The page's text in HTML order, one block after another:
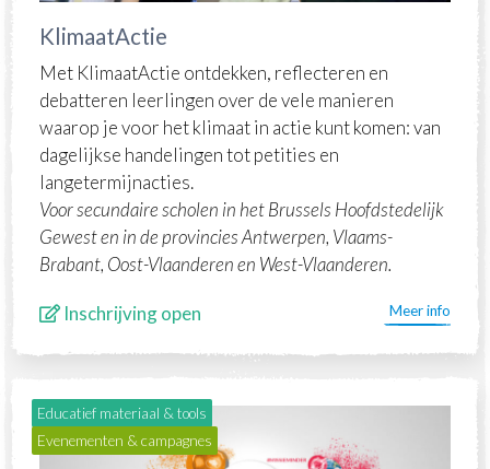
KlimaatActie
Met KlimaatActie ontdekken, reflecteren en
debatteren leerlingen over de vele manieren
waarop je voor het klimaat in actie kunt komen: van
dagelijkse handelingen tot petities en
langetermijnacties.
Voor secundaire scholen in het Brussels Hoofdstedelijk
Gewest en in de provincies Antwerpen, Vlaams-
Brabant, Oost-Vlaanderen en West-Vlaanderen.
Inschrijving open Meer info
Educatief materiaal & tools
Evenementen & campagnes